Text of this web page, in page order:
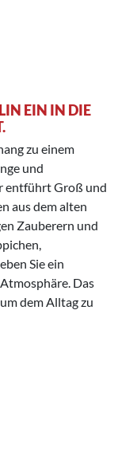
EIN IN DIE
zu einem
und
entführt Groß und
aus dem alten
Zauberern und
Sie ein
Das
dem Alltag zu